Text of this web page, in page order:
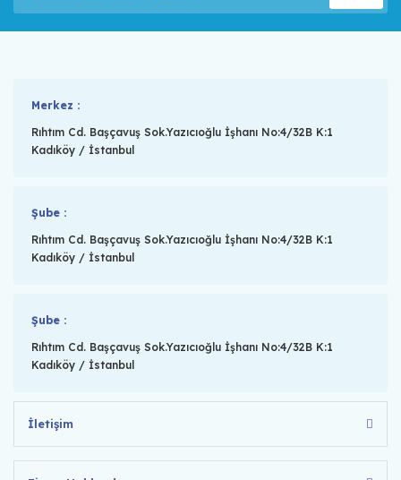
Merkez :
Rıhtım Cd. Başçavuş Sok.Yazıcıoğlu İşhanı No:4/32B K:1
Kadıköy / İstanbul
Şube :
Rıhtım Cd. Başçavuş Sok.Yazıcıoğlu İşhanı No:4/32B K:1
Kadıköy / İstanbul
Şube :
Rıhtım Cd. Başçavuş Sok.Yazıcıoğlu İşhanı No:4/32B K:1
Kadıköy / İstanbul
İletişim